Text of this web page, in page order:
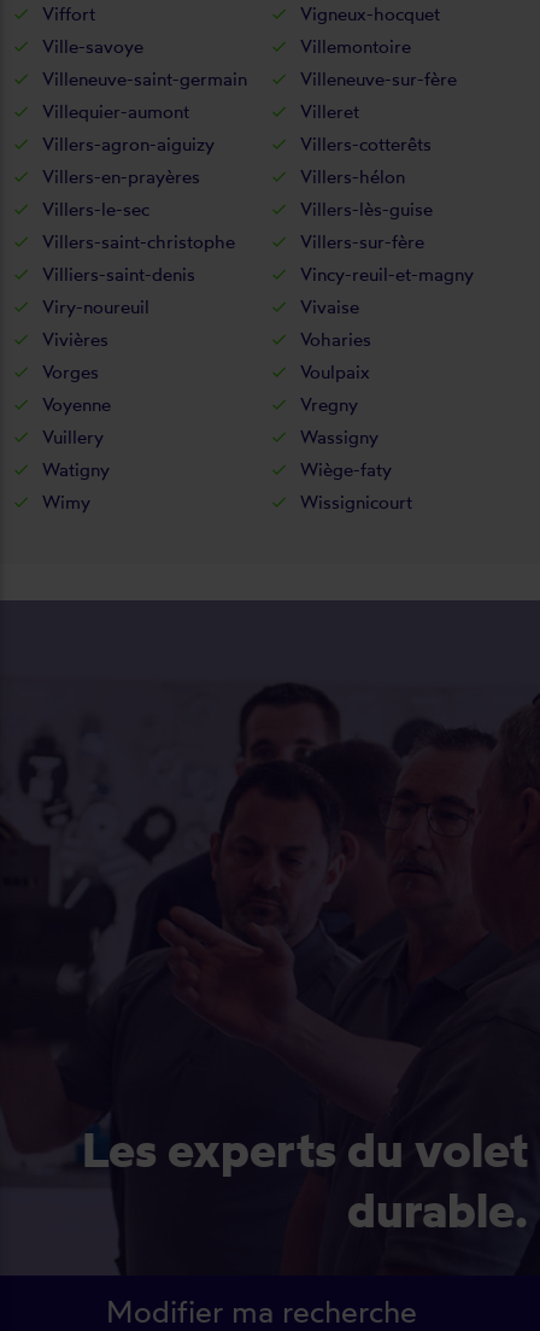
Viffort
Vigneux-hocquet
Ville-savoye
Villemontoire
Villeneuve-saint-germain
Villeneuve-sur-fère
Villequier-aumont
Villeret
Villers-agron-aiguizy
Villers-cotterêts
Villers-en-prayères
Villers-hélon
Villers-le-sec
Villers-lès-guise
Villers-saint-christophe
Villers-sur-fère
Villiers-saint-denis
Vincy-reuil-et-magny
Viry-noureuil
Vivaise
Vivières
Voharies
Vorges
Voulpaix
Voyenne
Vregny
Vuillery
Wassigny
Watigny
Wiège-faty
Wimy
Wissignicourt
Les experts du volet
durable.
Modifier ma recherche